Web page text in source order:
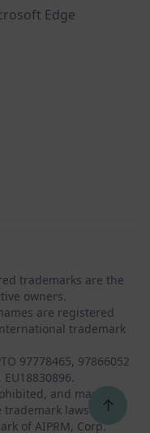
Edge
trademarks are the
owners.
are registered
trademark
97778465, 97866052
EU18830896.
and may be a
laws.
of AIPRM, Corp.
↑